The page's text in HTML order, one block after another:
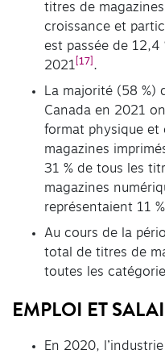
titres de
croissance et
est passée de 12,4
2021
[17] .
La majorité (58 %)
Canada en 2021
format physique et
magazines
31 % de tous les
magazines
représentaient 11
Au cours de la
total de titres de
toutes les
EMPLOI ET
En 2020,